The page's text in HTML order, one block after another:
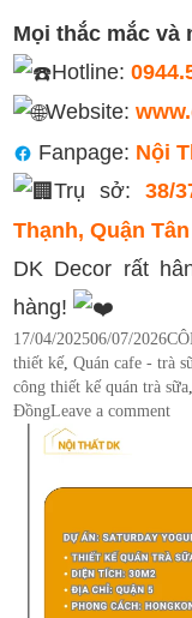
Mọi thắc mắc và
Hotline:
Website:
Fanpage: Nội
Trụ sở:38/
Thạnh, Quận
DK Decor rất
hàng!
Posted
on
17/04/202506/07/2026
thiết kế,Quán cafe - trà
công thiết kế quán trà sữa
ĐồngLeave a comment